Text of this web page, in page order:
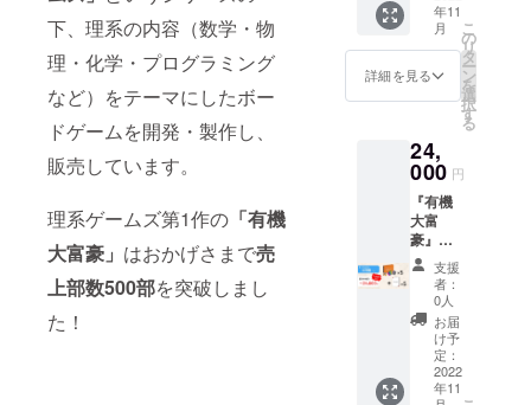
下、理系の内容（数学・物
理・化学・プログラミング
など）をテーマにしたボー
ドゲームを開発・製作し、
販売しています。
理系ゲームズ第1作の 「有機
大富豪」 はおかげさまで売
上部数500部を突破しまし
た！
や疑問
にお答
えしま
す。
・『熱
力学
ワー
カー
ズ』１
セット
・『有
機大富
豪』１
セット
・開発
者との
Zoom通
話 30
3,000円
引きで
購入い
ただけ
る大変
お得な
です。
【リ
ターン
内容】
・『熱
力学
ワー
カー
ズ』５
セット
※送料・
消費税
込みの
価格で
年11
月
詳細を見る
こ
の
リ
タ
ー
ン
を
選
択
す
る
24,
000 円
『有機
大富
豪』と
『熱力
学ワー
カー
ズ』を
５セッ
トずつ
お送り
しま
支援
者：
0人
お届
け予
定：
2022
年11